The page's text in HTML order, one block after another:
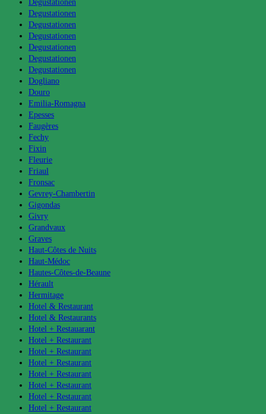
Degustationen
Degustationen
Degustationen
Degustationen
Degustationen
Degustationen
Degustationen
Dogliano
Douro
Emilia-Romagna
Epesses
Faugères
Fechy
Fixin
Fleurie
Friaul
Fronsac
Gevrey-Chambertin
Gigondas
Givry
Grandvaux
Graves
Haut-Côtes de Nuits
Haut-Médoc
Hautes-Côtes-de-Beaune
Hérault
Hermitage
Hotel & Restaurant
Hotel & Restaurants
Hotel + Restauarant
Hotel + Restaurant
Hotel + Restaurant
Hotel + Restaurant
Hotel + Restaurant
Hotel + Restaurant
Hotel + Restaurant
Hotel + Restaurant